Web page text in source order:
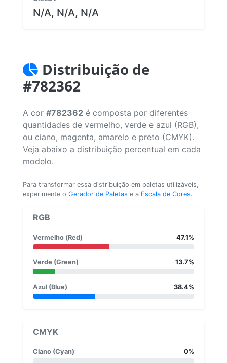
N/A, N/A, N/A
Distribuição de
#782362
A cor #782362 é composta por diferentes
quantidades de vermelho, verde e azul (RGB),
ou ciano, magenta, amarelo e preto (CMYK).
Veja abaixo a distribuição percentual em cada
modelo.
Para transformar essa distribuição em paletas utilizáveis,
experimente o Gerador de Paletas e a Escala de Cores.
RGB
Vermelho (Red) 47.1%
Verde (Green) 13.7%
Azul (Blue) 38.4%
CMYK
Ciano (Cyan) 0%